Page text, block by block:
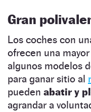
Gran
Los coches con
ofrecen una
algunos modelos
para ganar sitio al
pueden abatir y
agrandar a